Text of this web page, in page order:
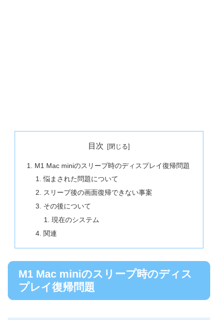
目次
M1 Mac miniのスリープ時のディスプレイ復帰問題
悩まされた問題について
スリープ後の画面復帰できない事案
その後について
現在のシステム
関連
M1 Mac miniのスリープ時のディス
プレイ復帰問題